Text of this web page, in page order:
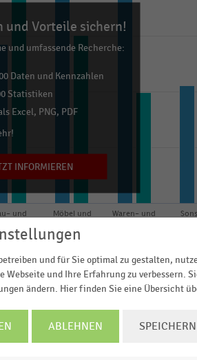
Prospekte, Magazine, Anzeigen
und
Möbel und
Waren- und
und Vorteile sichern!
und umfassende Recherche:
Daten und Kennzahlen
Statistiken
Excel, PNG, PDF
INFORMIEREN
und additiven
und für Sie optimal zu gestalten,
Webseite und Ihre Erfahrung zu verbessern.
ändern. Hier finden Sie eine Übersicht
ABLEHNEN SPEICHERN